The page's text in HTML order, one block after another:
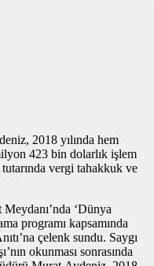
2018 yılında hem
423 bin dolarlık işlem
vergi tahakkuk ve
‘Dünya
programı kapsamında
çelenk sundu. Saygı
okunması sonrasında